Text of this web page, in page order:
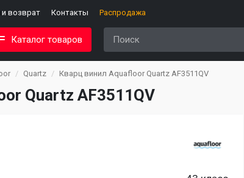
и возврат Контакты Распродажа
Каталог товаров
Quartz Кварц винил Aquafloor Quartz AF3511QV
Quartz AF3511QV